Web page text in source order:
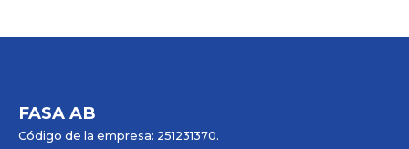
FASA AB
Código de la empresa: 251231370.